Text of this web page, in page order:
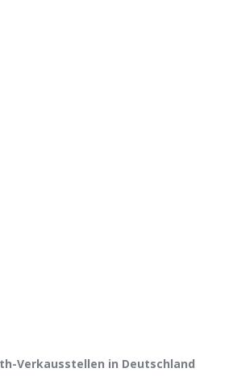
Verkausstellen in Deutschland